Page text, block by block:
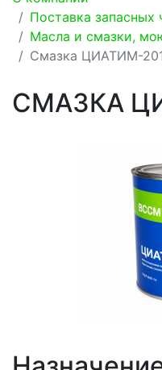
Поставка запасных
Масла и смазки,
Смазка ЦИАТИМ-
СМАЗКА